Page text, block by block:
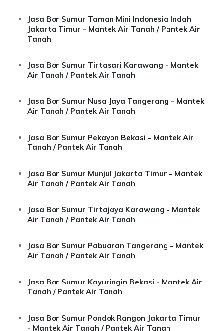
Jasa Bor Sumur Taman Mini Indonesia Indah
Jakarta Timur - Mantek Air Tanah / Pantek Air
Tanah
Jasa Bor Sumur Tirtasari Karawang - Mantek
Air Tanah / Pantek Air Tanah
Jasa Bor Sumur Nusa Jaya Tangerang - Mantek
Air Tanah / Pantek Air Tanah
Jasa Bor Sumur Pekayon Bekasi - Mantek Air
Tanah / Pantek Air Tanah
Jasa Bor Sumur Munjul Jakarta Timur - Mantek
Air Tanah / Pantek Air Tanah
Jasa Bor Sumur Tirtajaya Karawang - Mantek
Air Tanah / Pantek Air Tanah
Jasa Bor Sumur Pabuaran Tangerang - Mantek
Air Tanah / Pantek Air Tanah
Jasa Bor Sumur Kayuringin Bekasi - Mantek Air
Tanah / Pantek Air Tanah
Jasa Bor Sumur Pondok Rangon Jakarta Timur
- Mantek Air Tanah / Pantek Air Tanah